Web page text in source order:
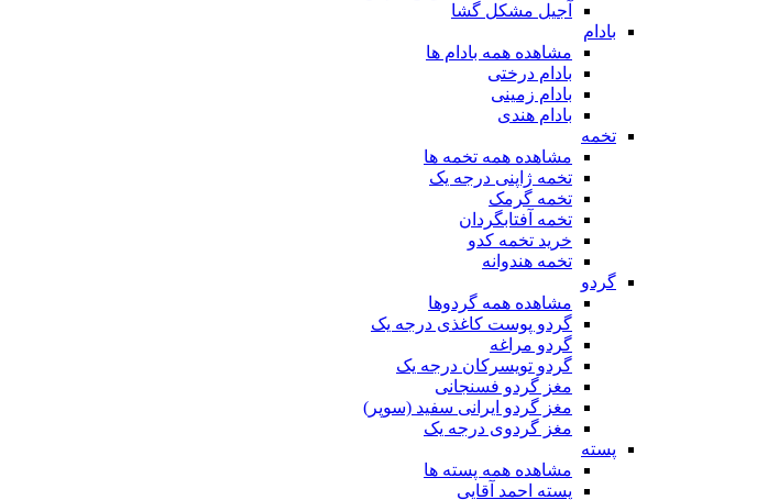
آجیل مشکل گشا
بادام
مشاهده همه بادام ها
بادام درختی
بادام زمینی
بادام هندی
تخمه
مشاهده همه تخمه ها
تخمه ژاپنی درجه یک
تخمه گرمک
تخمه آفتابگردان
خرید تخمه کدو
تخمه هندوانه
گردو
مشاهده همه گردوها
گردو پوست کاغذی درجه یک
گردو مراغه
گردو تویسرکان درجه یک
مغز گردو فسنجانی
مغز گردو ایرانی سفید (سوپر)
مغز گردوی درجه یک
پسته
مشاهده همه پسته ها
پسته احمد آقایی